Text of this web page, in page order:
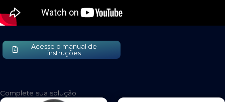
Acesse o manual de
instruções
Complete sua solução